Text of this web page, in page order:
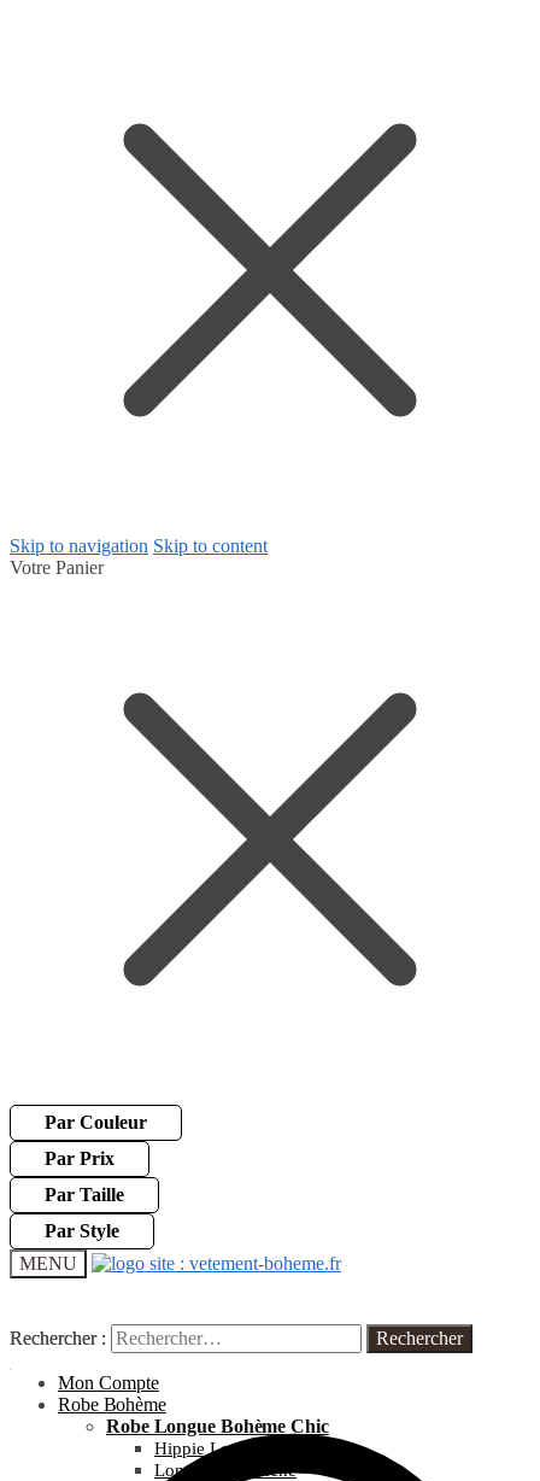
Skip to navigation Skip to content
Votre Panier
Par Couleur
Par Prix
Par Taille
Par Style
MENU
Rechercher :
Mon Compte
Rechercher :
Robe Bohème
Robe Longue Bohème Chic
Hippie Longue
Longue et Blanche